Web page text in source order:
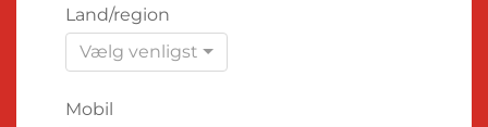
Land/region
Vælg venligst
Mobil